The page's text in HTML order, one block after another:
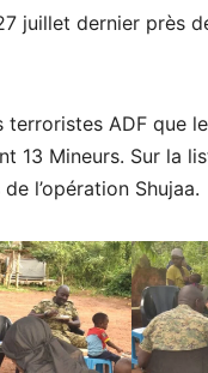
juillet dernier près
terroristes ADF que
13 Mineurs. Sur la
l’opération Shujaa.